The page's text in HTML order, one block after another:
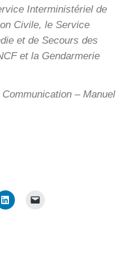
Interministériel de
Civile, le Service
et de Secours des
et la Gendarmerie
– Manuel